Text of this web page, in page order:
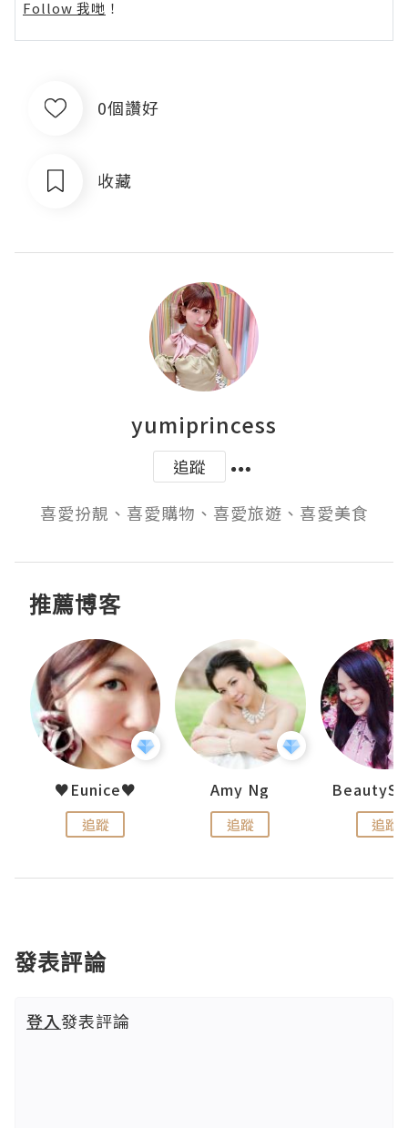
Follow 我哋 ！
0個讚好
收藏
yumiprincess
追蹤
喜愛扮靚、喜愛購物、喜愛旅遊、喜愛美食
推薦博客
♥Eunice♥
追蹤
Amy Ng
追蹤 追蹤
發表評論
登入發表評論